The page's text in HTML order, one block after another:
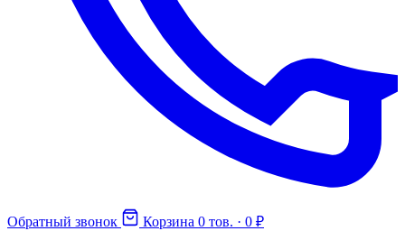
Обратный звонок Корзина 0 тов. · 0 ₽